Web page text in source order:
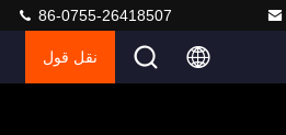
86-0755-26418507
نقل قول